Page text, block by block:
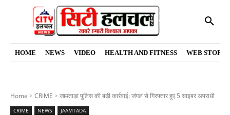
HOME NEWS VIDEO HEALTH AND FITNESS WEB
Home CRIME जामताड़ा पुलिस की बड़ी कार्रवाई: जंगल से गिरफ्तार हुए 5 साइबर अपराधी
CRIME NEWS JAAMTADA